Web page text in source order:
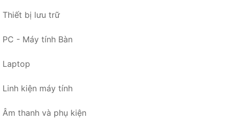
Thiết bị lưu trữ
PC - Máy tính Bàn
Laptop
Linh kiện máy tính
Âm thanh và phụ kiện